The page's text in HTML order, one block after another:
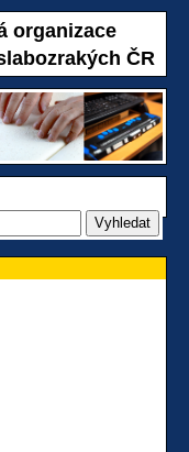
organizace
ČR